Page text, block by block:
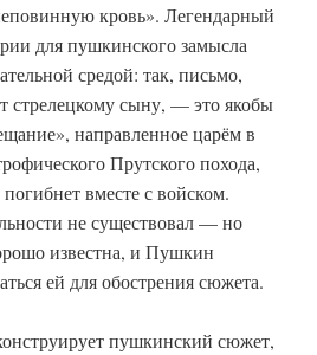
кровь». Легендарный
для пушкинского замысла
средой: так, письмо,
стрелецкому сыну, — это якобы
направленное царём в
Прутского похода,
вместе с войском.
не существовал — но
известна, и Пушкин
ей для обострения сюжета.
пушкинский сюжет,